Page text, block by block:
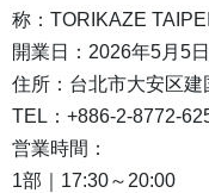
称：TORIKAZE TAIPEI
開業日：2026年5月5日
住所：台北市大安区
TEL：+886-2-8772-
営業時間：
1部｜17:30～20:00